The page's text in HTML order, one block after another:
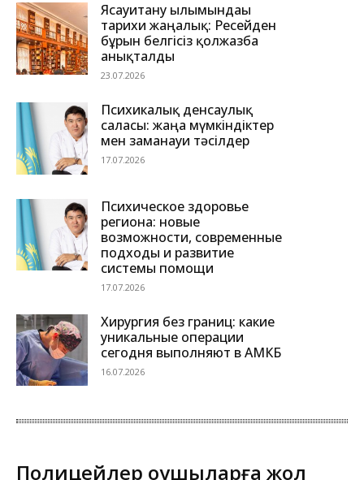
Ясауитану ғылымындағы
тарихи жаңалық: Ресейден
бұрын белгісіз қолжазба
анықталды
23.07.2026
Психикалық денсаулық
саласы: жаңа мүмкіндіктер
мен заманауи тәсілдер
17.07.2026
Психическое здоровье
региона: новые
возможности, современные
подходы и развитие
системы помощи
17.07.2026
Хирургия без границ: какие
уникальные операции
сегодня выполняют в АМКБ
16.07.2026